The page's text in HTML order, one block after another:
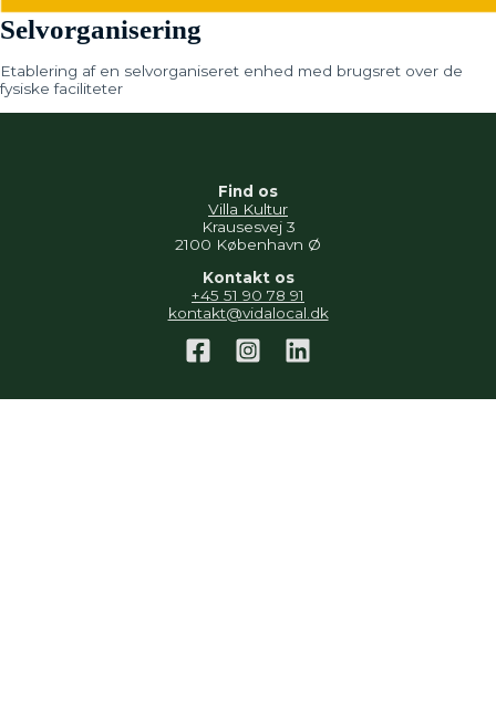
Selvorganisering
Etablering af en selvorganiseret enhed med brugsret over de
fysiske faciliteter
Find os
Villa Kultur
Krausesvej 3
2100 København Ø
Kontakt os
+45 51 90 78 91
kontakt@vidalocal.dk